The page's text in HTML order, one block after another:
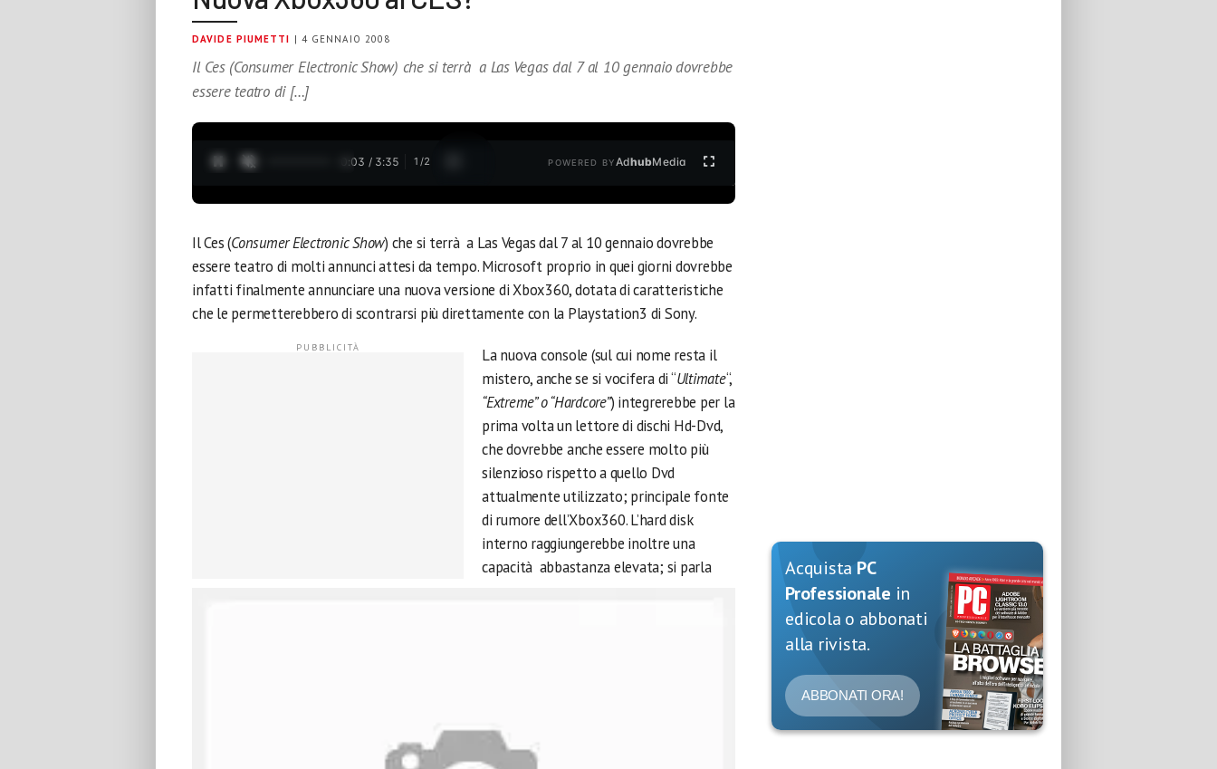
DAVIDE PIUMETTI | 4 GENNAIO 2008
Il Ces (Consumer Electronic Show) che si terrà a Las Vegas dal 7 al 10 gennaio dovrebbe
essere teatro di […]
0:04 / 3:35 1 /2 POWERED BYAdhubMedia
Il Ces (Consumer Electronic Show) che si terrà a Las Vegas dal 7 al 10 gennaio dovrebbe
essere teatro di molti annunci attesi da tempo. Microsoft proprio in quei giorni dovrebbe
infatti finalmente annunciare una nuova versione di Xbox360, dotata di caratteristiche
che le permetterebbero di scontrarsi più direttamente con la Playstation3 di Sony.
La nuova console (sul cui nome resta il
mistero, anche se si vocifera di “Ultimate“,
“Extreme” o “Hardcore”) integrerebbe per la
prima volta un lettore di dischi Hd-Dvd,
che dovrebbe anche essere molto più
silenzioso rispetto a quello Dvd
attualmente utilizzato; principale fonte
di rumore dell’Xbox360. L’hard disk
interno raggiungerebbe inoltre una
capacità abbastanza elevata; si parla
Acquista PC
Professionale in
edicola o abbonati
alla rivista.
ABBONATI ORA!